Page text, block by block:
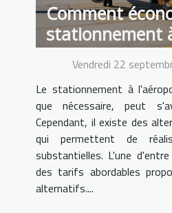
Comment
stationnement
de Marseille
tarifs bas
Vendredi 22
Le stationnement à
que nécessaire, peut
Cependant, il existe des
qui permettent de
substantielles. L'une
des tarifs abordables
alternatifs....